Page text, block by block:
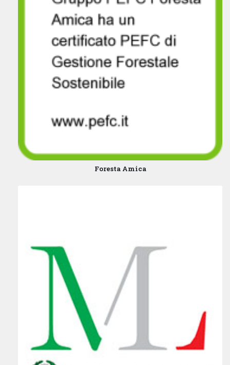
Foresta Amica